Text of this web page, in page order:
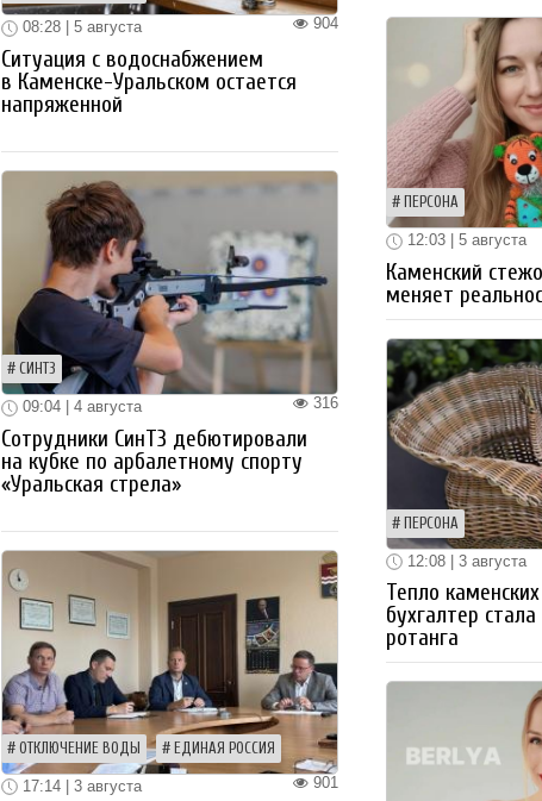
904
08:28 | 5 августа
Ситуация с водоснабжением
в Каменске-Уральском остается
напряженной
СИНТЗ
316
09:04 | 4 августа
Сотрудники СинТЗ дебютировали
на кубке по арбалетному спорту
«Уральская стрела»
ОТКЛЮЧЕНИЕ ВОДЫ ЕДИНАЯ РОССИЯ
901
17:14 | 3 августа
ПЕРСОНА
12:03 | 5 августа
Каменский
меняет
ПЕРСОНА
12:08 | 3 августа
Тепло
бухгалтер
ротанга